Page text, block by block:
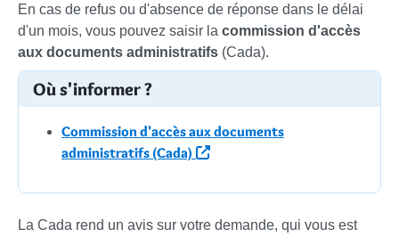
En cas de refus ou d'absence de réponse dans le délai
d'un mois, vous pouvez saisir la commission d'accès
aux documents administratifs (Cada).
Où s'informer ?
Commission d'accès aux documents
administratifs (Cada)
La Cada rend un avis sur votre demande, qui vous est